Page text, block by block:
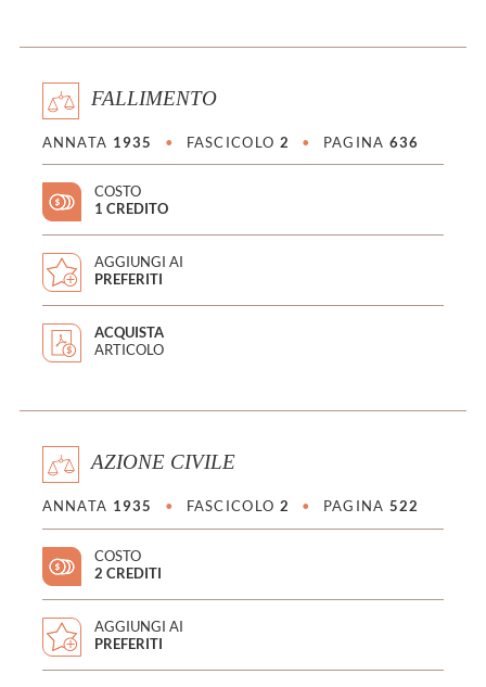
FALLIMENTO
ANNATA 1935 • FASCICOLO 2 • PAGINA 636
COSTO
1 CREDITO
AGGIUNGI AI
PREFERITI
ACQUISTA
ARTICOLO
AZIONE CIVILE
ANNATA 1935 • FASCICOLO 2 • PAGINA 522
COSTO
2 CREDITI
AGGIUNGI AI
PREFERITI